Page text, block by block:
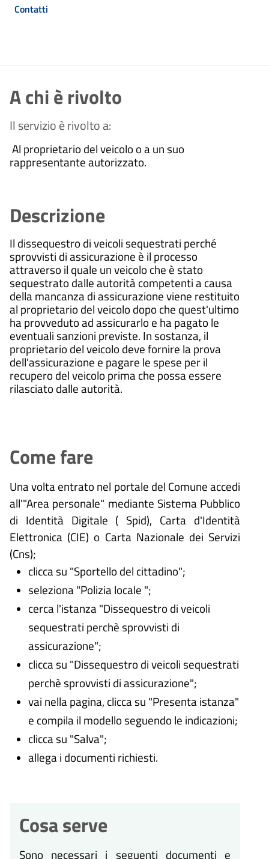
Contatti
A chi è rivolto
Il servizio è rivolto a:
Al proprietario del veicolo o a un suo
rappresentante autorizzato.
Descrizione
Il dissequestro di veicoli sequestrati perché
sprovvisti di assicurazione è il processo
attraverso il quale un veicolo che è stato
sequestrato dalle autorità competenti a causa
della mancanza di assicurazione viene restituito
al proprietario del veicolo dopo che quest'ultimo
ha provveduto ad assicurarlo e ha pagato le
eventuali sanzioni previste. In sostanza, il
proprietario del veicolo deve fornire la prova
dell'assicurazione e pagare le spese per il
recupero del veicolo prima che possa essere
rilasciato dalle autorità.
Come fare
Una volta entrato nel portale del Comune accedi
all'"Area personale" mediante Sistema Pubblico
di Identità Digitale ( Spid), Carta d'Identità
Elettronica (CIE) o Carta Nazionale dei Servizi
(Cns);
clicca su "Sportello del cittadino";
seleziona "Polizia locale ";
cerca l'istanza "Dissequestro di veicoli
sequestrati perchè sprovvisti di
assicurazione";
clicca su "Dissequestro di veicoli sequestrati
perchè sprovvisti di assicurazione";
vai nella pagina, clicca su "Presenta istanza"
e compila il modello seguendo le indicazioni;
clicca su "Salva";
allega i documenti richiesti.
Cosa serve
Sono necessari i seguenti documenti e